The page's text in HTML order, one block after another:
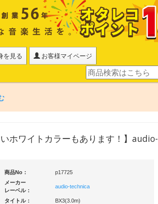
を見る お客様マイページ
ホワイトカラーもあります！】audio-
商品No：
p17725
メーカー
レーベル：
audio-technica
タイトル：
BX3(3.0m)